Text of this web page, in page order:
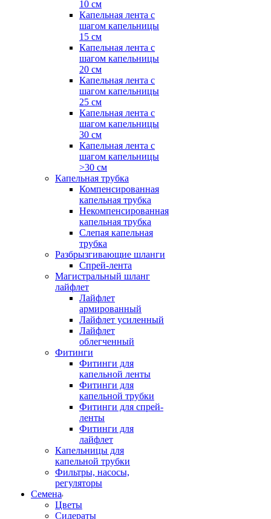
10 см
Капельная лента с
шагом капельницы
15 см
Капельная лента с
шагом капельницы
20 см
Капельная лента с
шагом капельницы
25 см
Капельная лента с
шагом капельницы
30 см
Капельная лента с
шагом капельницы
>30 см
Капельная трубка
Компенсированная
капельная трубка
Некомпенсированная
капельная трубка
Слепая капельная
трубка
Разбрызгивающие шланги
Спрей-лента
Магистральный шланг
лайфлет
Лайфлет
армированный
Лайфлет усиленный
Лайфлет
облегченный
Фитинги
Фитинги для
капельной ленты
Фитинги для
капельной трубки
Фитинги для спрей-
ленты
Фитинги для
лайфлет
Капельницы для
капельной трубки
Фильтры, насосы,
регуляторы
Семена
Цветы
Сидераты